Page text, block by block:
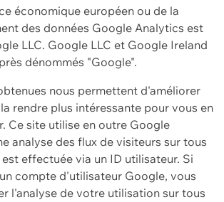
économique européen ou de la
des données Google Analytics est
LLC. Google LLC et Google Ireland
dénommés "Google".
nous permettent d'améliorer
rendre plus intéressante pour vous en
Ce site utilise en outre Google
analyse des flux de visiteurs sur tous
effectuée via un ID utilisateur. Si
compte d'utilisateur Google, vous
l'analyse de votre utilisation sur tous